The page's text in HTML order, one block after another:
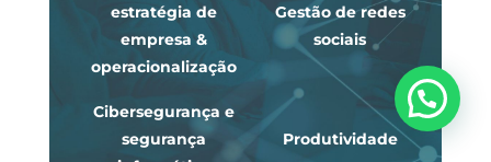
estratégia de
empresa &
operacionalização
Gestão de redes
sociais
Cibersegurança e
segurança
Produtividade